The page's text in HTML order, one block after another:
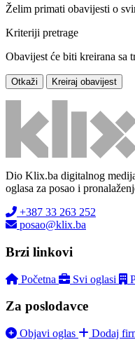
Želim primati obavijesti o
Kriteriji pretrage
Obavijest će biti kreirana sa
Otkaži Kreiraj obavijest
Dio Klix.ba digitalnog
oglasa za posao i
+387 33 263 252
posao@klix.ba
Brzi linkovi
Početna Svi oglasi
Za poslodavce
Objavi oglas Dodaj